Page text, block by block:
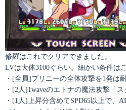
修羅はこれでクリアできました。
LVは大体3100ぐらい。細かい条件はこ
・[全員]プリニーの全体攻撃を1発は
・[2人]1waveのエトナの魔法攻撃「
・[1人]上昇分含めてSPD65以上で、